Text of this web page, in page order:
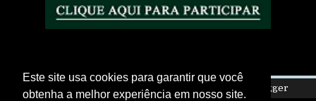
Este site usa cookies para garantir que você
obtenha a melhor experiência em nosso site.
Copyright © 2026 Eletro Is My Life | Powered by Blogger